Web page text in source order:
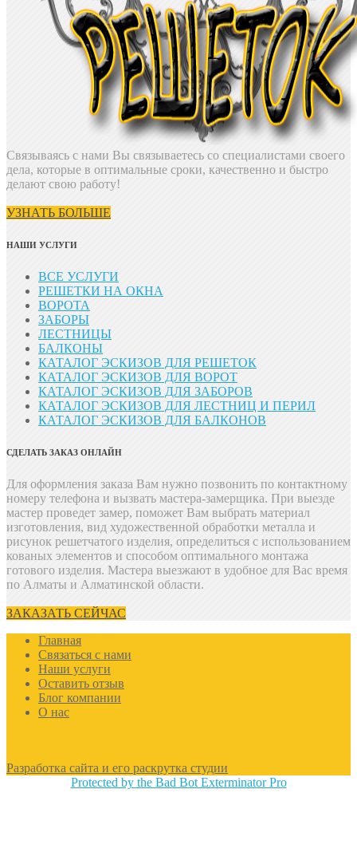
Связываясь с нами Вы связываетесь со специалистами своего
дела, которые в оптимальные сроки, качественно и быстро
делают свою работу!
УЗНАТЬ БОЛЬШЕ
НАШИ УСЛУГИ
ВСЕ УСЛУГИ
РЕШЕТКИ НА ОКНА
ВОРОТА
ЗАБОРЫ
ЛЕСТНИЦЫ
БАЛКОНЫ
КАТАЛОГ ЭСКИЗОВ ДЛЯ РЕШЕТОК
КАТАЛОГ ЭСКИЗОВ ДЛЯ ВОРОТ
КАТАЛОГ ЭСКИЗОВ ДЛЯ ЗАБОРОВ
КАТАЛОГ ЭСКИЗОВ ДЛЯ ЛЕСТНИЦ И ПЕРИЛ
КАТАЛОГ ЭСКИЗОВ ДЛЯ БАЛКОНОВ
СДЕЛАТЬ ЗАКАЗ ОНЛАЙН
Для оформления заказа Вам нужно позвонить по контактному
номеру телефона и вызвать мастера-замерщика. При выезде
мастер проведет замер, поможет Вам выбрать материал
изготовления, вид художественной обработки металла и
рисунок решетчатого изделия, определиться с использованием
кованых элементов и способом оптимального монтажа
готового изделия. Мастера выезжают в удобное для Вас время
по Алматы и Алматинской области.
ЗАКАЗАТЬ СЕЙЧАС
Главная
Связаться с нами
Наши услуги
Оставить отзыв
Блог компании
О нас
Разработка сайта и его раскрутка студии
Protected by the Bad Bot Exterminator Pro